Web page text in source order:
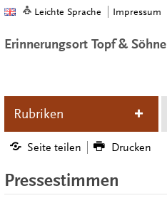
Leichte Sprache Impressum
Erinnerungsort Topf & Söhne
Rubriken
Seite teilen Drucken
Pressestimmen